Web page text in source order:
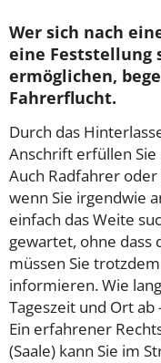
Wer sich nach
eine Feststellung
ermöglichen,
Fahrerflucht.
Durch das
Anschrift erfüllen
Auch Radfahrer
wenn Sie irgendwie
einfach das Weite
gewartet, ohne dass
müssen Sie
informieren. Wie
Tageszeit und Ort
Ein erfahrener
(Saale) kann Sie im